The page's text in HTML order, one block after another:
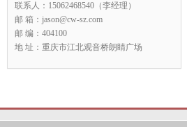
联系人：15062468540（李经理）
邮 箱：jason@cw-sz.com
邮 编：404100
地 址：重庆市江北观音桥朗睛广场